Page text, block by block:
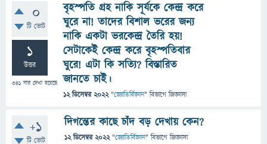
0
টি ভোট
1
উত্তর
341 বার দেখা হয়েছে
বৃহস্পতি গ্রহ নাকি সূর্যকে কেন্দ্র করে
ঘুরে না! তাদের বিশাল ভরের জন্য
নাকি একটা ভরকেন্দ্র তৈরি হয়!
সেটাকেই কেন্দ্র করে বৃহস্পতিবার
ঘুরে! এটা কি সত্যি? বিস্তারিত
জানতে চাই।
12 ডিসেম্বর 2022 "জ্যোতির্বিজ্ঞান" বিভাগে জিজ্ঞাসা
+1
টি ভোট
দিগন্তের কাছে চাঁদ বড় দেখায় কেন?
12 ডিসেম্বর 2022 "জ্যোতির্বিজ্ঞান" বিভাগে জিজ্ঞাসা